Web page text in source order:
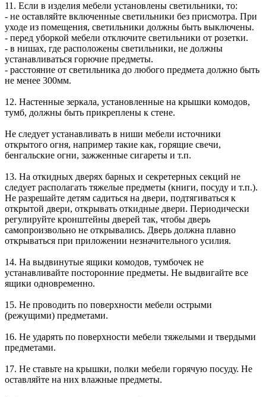
11. Если в изделия мебели установлены светильники, то:
- не оставляйте включенные светильники без присмотра. При
уходе из помещения, светильники должны быть выключены.
- перед уборкой мебели отключите светильники от розетки.
- в нишах, где расположены светильники, не должны
устанавливаться горючие предметы.
- расстояние от светильника до любого предмета должно быть
не менее 300мм.
12. Настенные зеркала, установленные на крышки комодов,
тумб, должны быть прикреплены к стене.
Не следует устанавливать в ниши мебели источники
открытого огня, например такие как, горящие свечи,
бенгальские огни, зажженные сигареты и т.п.
13. На откидных дверях барных и секретерных секций не
следует располагать тяжелые предметы (книги, посуду и т.п.).
Не разрешайте детям садиться на двери, подтягиваться к
открытой двери, открывать откидные двери. Периодически
регулируйте кронштейны дверей так, чтобы дверь
самопроизвольно не открывались. Дверь должна плавно
открываться при приложении незначительного усилия.
14. На выдвинутые ящики комодов, тумбочек не
устанавливайте посторонние предметы. Не выдвигайте все
ящики одновременно.
15. Не проводить по поверхности мебели острыми
(режущими) предметами.
16. Не ударять по поверхности мебели тяжелыми и твердыми
предметами.
17. Не ставьте на крышки, полки мебели горячую посуду. Не
оставляйте на них влажные предметы.